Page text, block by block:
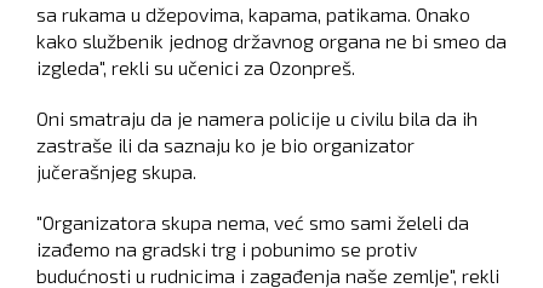
sa rukama u džepovima, kapama, patikama. Onako
kako službenik jednog državnog organa ne bi smeo da
izgleda", rekli su učenici za Ozonpreš.
Oni smatraju da je namera policije u civilu bila da ih
zastraše ili da saznaju ko je bio organizator
jučerašnjeg skupa.
"Organizatora skupa nema, već smo sami želeli da
izađemo na gradski trg i pobunimo se protiv
budućnosti u rudnicima i zagađenja naše zemlje", rekli